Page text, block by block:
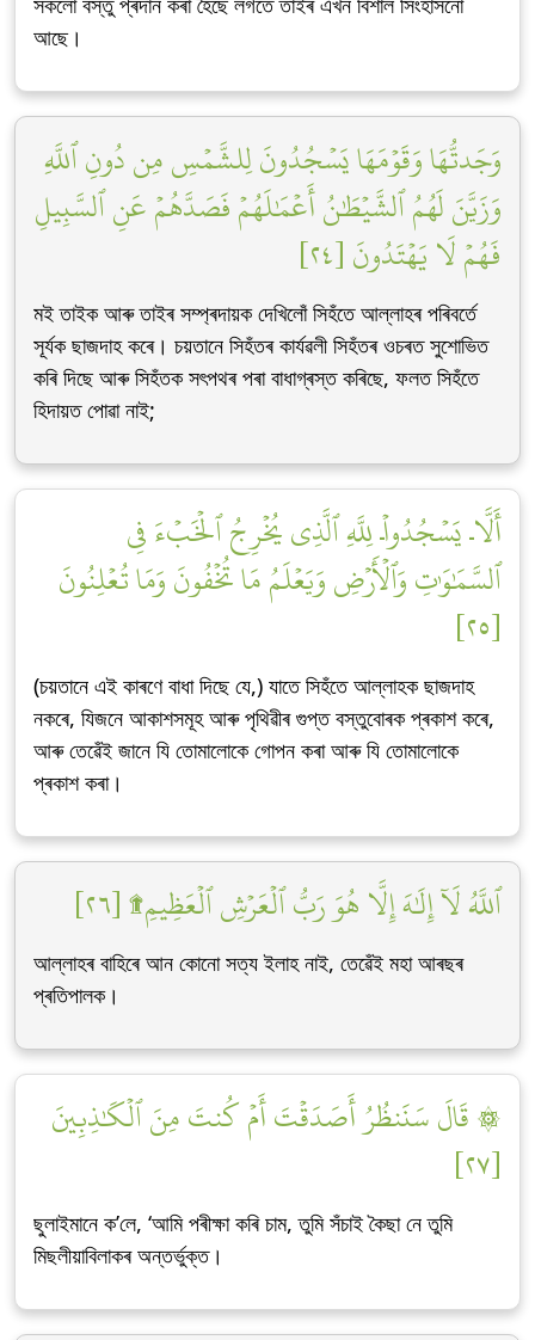
আছে।
وَجَدتُّهَا وَقَوۡمَهَا يَسۡجُدُونَ لِلشَّمۡسِ مِن دُونِ ٱللَّهِ
وَزَيَّنَ لَهُمُ ٱلشَّيۡطَٰنُ أَعۡمَٰلَهُمۡ فَصَدَّهُمۡ عَنِ ٱلسَّبِيلِ
فَهُمۡ لَا يَهۡتَدُونَ [٢٤]
মই তাইক আৰু তাইৰ সম্প্ৰদায়ক দেখিলোঁ সিহঁতে আল্লাহৰ পৰিবৰ্তে
সূৰ্যক ছাজদাহ কৰে। চয়তানে সিহঁতৰ কাৰ্যৱলী সিহঁতৰ ওচৰত সুশোভিত
কৰি দিছে আৰু সিহঁতক সৎপথৰ পৰা বাধাগ্ৰস্ত কৰিছে, ফলত সিহঁতে
হিদায়ত পোৱা নাই;
أَلَّاۤ يَسۡجُدُواْۤ لِلَّهِ ٱلَّذِي يُخۡرِجُ ٱلۡخَبۡءَ فِي
ٱلسَّمَٰوَٰتِ وَٱلۡأَرۡضِ وَيَعۡلَمُ مَا تُخۡفُونَ وَمَا تُعۡلِنُونَ
[٢٥]
(চয়তানে এই কাৰণে বাধা দিছে যে,) যাতে সিহঁতে আল্লাহক ছাজদাহ
নকৰে, যিজনে আকাশসমূহ আৰু পৃথিৱীৰ গুপ্ত বস্তুবোৰক প্ৰকাশ কৰে,
আৰু তেৱেঁই জানে যি তোমালোকে গোপন কৰা আৰু যি তোমালোকে
প্ৰকাশ কৰা।
ٱللَّهُ لَآ إِلَٰهَ إِلَّا هُوَ رَبُّ ٱلۡعَرۡشِ ٱلۡعَظِيمِ۩ [٢٦]
আল্লাহৰ বাহিৰে আন কোনো সত্য ইলাহ নাই, তেৱেঁই মহা আৰছৰ
প্ৰতিপালক।
۞ قَالَ سَنَنظُرُ أَصَدَقۡتَ أَمۡ كُنتَ مِنَ ٱلۡكَٰذِبِينَ
[٢٧]
ছুলাইমানে ক’লে, ‘আমি পৰীক্ষা কৰি চাম, তুমি সঁচাই কৈছা নে তুমি
মিছলীয়াবিলাকৰ অন্তৰ্ভুক্ত।